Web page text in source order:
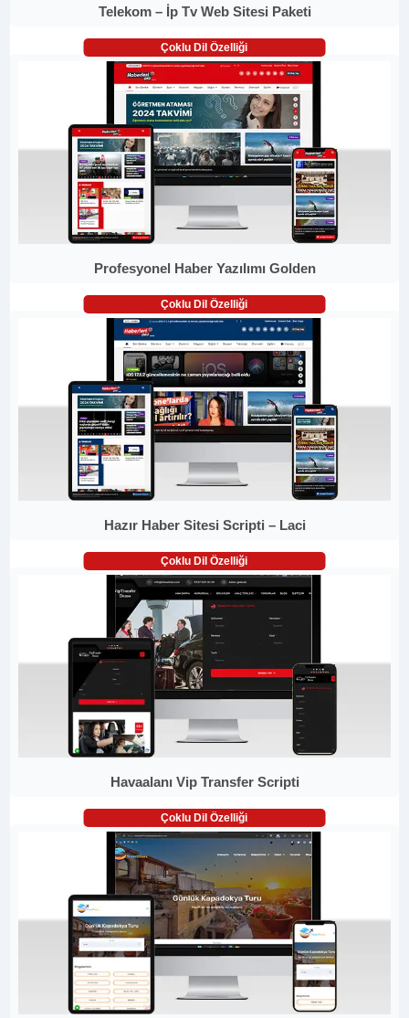
Telekom – İp Tv Web Sitesi Paketi
Çoklu Dil Özelliği
Profesyonel Haber Yazılımı Golden
Çoklu Dil Özelliği
Hazır Haber Sitesi Scripti – Laci
Çoklu Dil Özelliği
Havaalanı Vip Transfer Scripti
Çoklu Dil Özelliği